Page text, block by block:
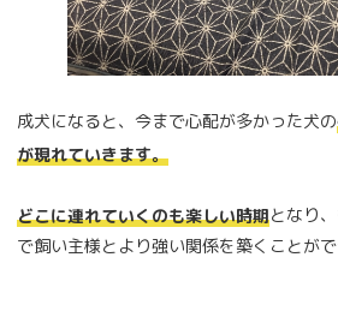
成犬になると、今まで心配が多かった犬の
が現れていきます。
どこに連れていくのも楽しい時期となり
で飼い主様とより強い関係を築くことがで